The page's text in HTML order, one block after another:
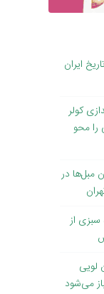
ایران
کولر
را محو
مبل‌ها در
از
لویی
می‌شود